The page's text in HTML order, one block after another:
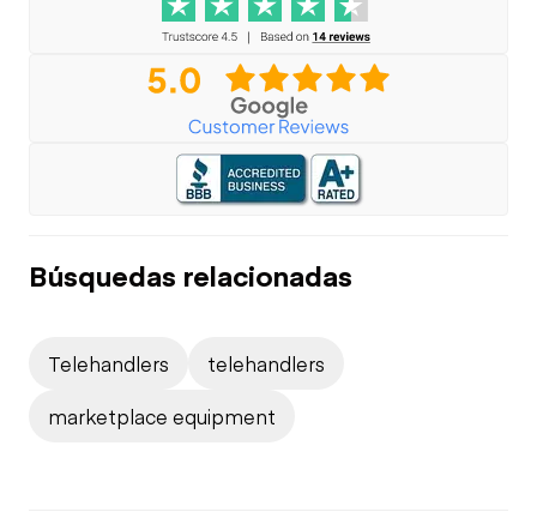
Búsquedas relacionadas
Telehandlers
telehandlers
marketplace equipment